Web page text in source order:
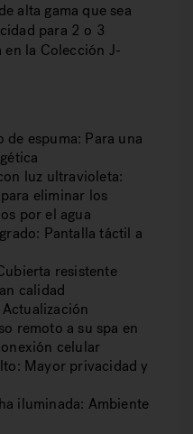
alta gama que sea
para 2 o 3
la Colección J-
espuma: Para una
luz ultravioleta:
eliminar los
por el agua
Pantalla táctil a
resistente
calidad
remoto a su spa en
celular
Mayor privacidad y
iluminada: Ambiente